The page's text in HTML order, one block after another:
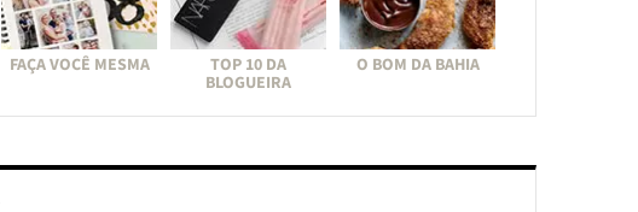
FAÇA VOCÊ MESMA
TOP 10 DA
BLOGUEIRA
O BOM DA BAHIA